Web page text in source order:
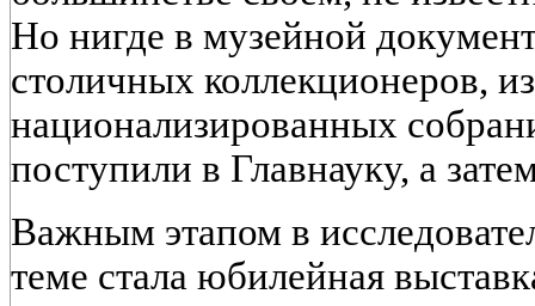
Но нигде в музейной
столичных коллекционеров,
национализированных
поступили в Главнауку, а
Важным этапом в
теме стала юбилейная